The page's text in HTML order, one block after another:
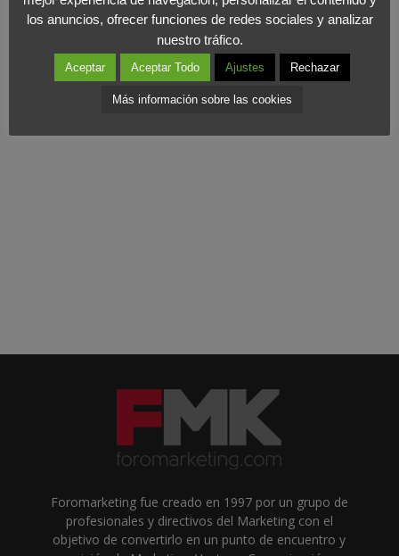
diferentes fuentes que confluyen en la red sin necesidad de
declinarse por una u otra dependiendo de su ideología.
Foromarketing fue creado en 1997 por un grupo de
profesionales y directivos del Marketing con el
objetivo de convertirlo en un punto de encuentro y
los anuncios, ofrecer funciones de redes sociales y analizar
nuestro tráfico.
Aceptar Aceptar Todo Ajustes Rechazar
Más información sobre las cookies